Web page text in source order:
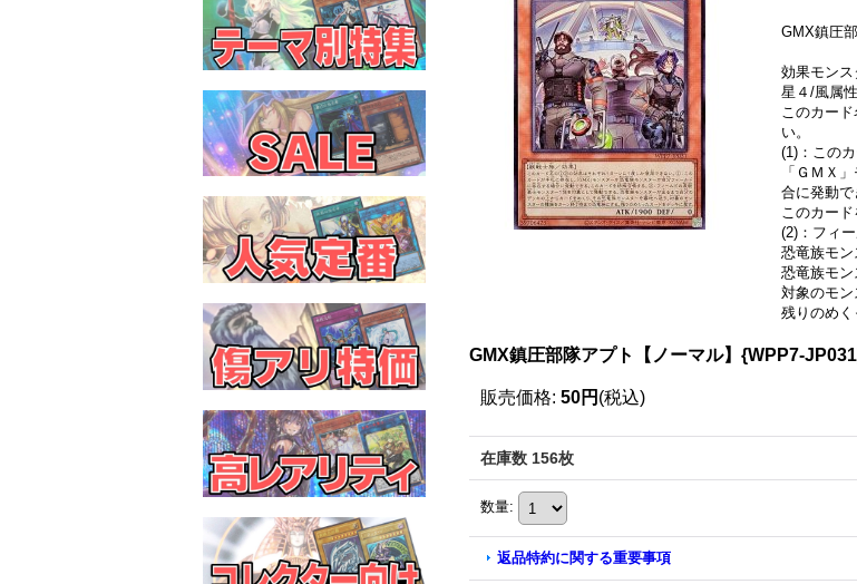
GMX鎮圧
効果モンス
星４/風属
このカー
い。
(1)：この
「ＧＭＸ
合に発動で
このカード
(2)：フィ
恐竜族モ
恐竜族モン
対象のモン
残りのめく
GMX鎮圧部隊アプト【ノーマル】{WPP7-
販売価格: 50円 (税込)
在庫数 156枚
数量:
返品特約に関する重要事項